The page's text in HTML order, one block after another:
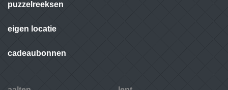
puzzelreeksen
eigen locatie
cadeaubonnen